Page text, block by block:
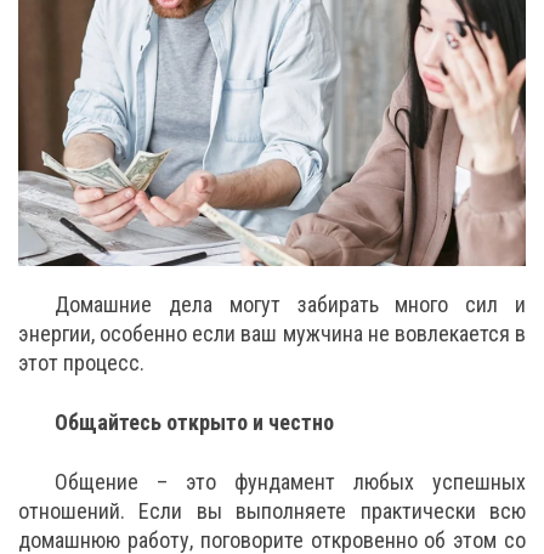
Домашние дела могут забирать много сил и
энергии, особенно если ваш мужчина не вовлекается в
этот процесс.
Общайтесь открыто и честно
Общение – это фундамент любых успешных
отношений. Если вы выполняете практически всю
домашнюю работу, поговорите откровенно об этом со